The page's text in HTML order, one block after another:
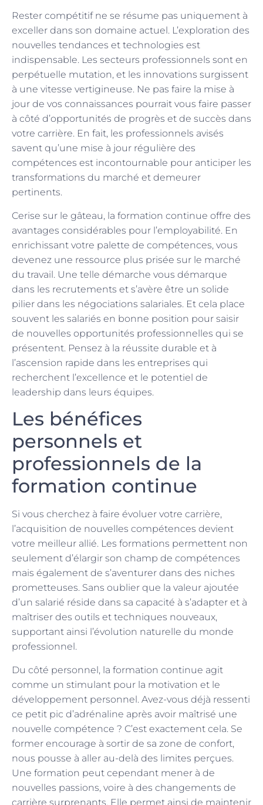
Rester compétitif ne se résume pas uniquement à
exceller dans son domaine actuel. L’exploration des
nouvelles tendances et technologies est
indispensable. Les secteurs professionnels sont en
perpétuelle mutation, et les innovations surgissent
à une vitesse vertigineuse. Ne pas faire la mise à
jour de vos connaissances pourrait vous faire passer
à côté d’opportunités de progrès et de succès dans
votre carrière. En fait, les professionnels avisés
savent qu’une mise à jour régulière des
compétences est incontournable pour anticiper les
transformations du marché et demeurer
pertinents.
Cerise sur le gâteau, la formation continue offre des
avantages considérables pour l’employabilité. En
enrichissant votre palette de compétences, vous
devenez une ressource plus prisée sur le marché
du travail. Une telle démarche vous démarque
dans les recrutements et s’avère être un solide
pilier dans les négociations salariales. Et cela place
souvent les salariés en bonne position pour saisir
de nouvelles opportunités professionnelles qui se
présentent. Pensez à la réussite durable et à
l’ascension rapide dans les entreprises qui
recherchent l’excellence et le potentiel de
leadership dans leurs équipes.
Les bénéfices
personnels et
professionnels de la
formation continue
Si vous cherchez à faire évoluer votre carrière,
l’acquisition de nouvelles compétences devient
votre meilleur allié. Les formations permettent non
seulement d’élargir son champ de compétences
mais également de s’aventurer dans des niches
prometteuses. Sans oublier que la valeur ajoutée
d’un salarié réside dans sa capacité à s’adapter et à
maîtriser des outils et techniques nouveaux,
supportant ainsi l’évolution naturelle du monde
professionnel.
Du côté personnel, la formation continue agit
comme un stimulant pour la motivation et le
développement personnel. Avez-vous déjà ressenti
ce petit pic d’adrénaline après avoir maîtrisé une
nouvelle compétence ? C’est exactement cela. Se
former encourage à sortir de sa zone de confort,
nous pousse à aller au-delà des limites perçues.
Une formation peut cependant mener à de
nouvelles passions, voire à des changements de
carrière surprenants. Elle permet ainsi de maintenir